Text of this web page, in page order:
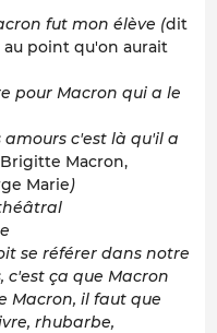
fut mon élève (dit
point qu'on aurait
pour Macron qui a le
c'est là qu'il a
Macron,
Marie)
se référer dans notre
c'est ça que Macron
Macron, il faut que
rhubarbe,